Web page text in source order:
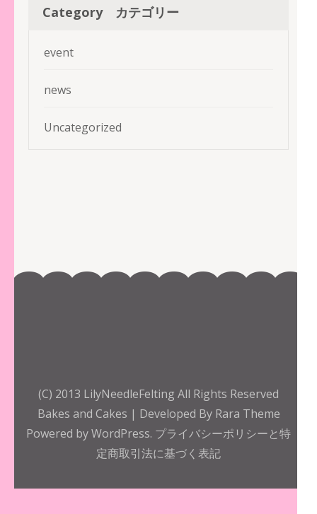
Category カテゴリー
event
news
Uncategorized
(C) 2013 LilyNeedleFelting All Rights Reserved
Bakes and Cakes | Developed By Rara Theme
Powered byWordPress. プライバシーポリシーと特
定商取引法に基づく表記